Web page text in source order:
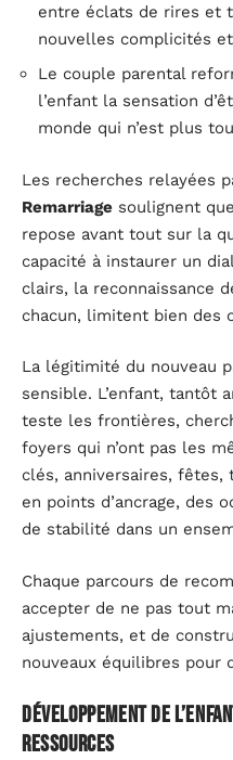
entre éclats de rires et
nouvelles complicités
Le couple parental
l’enfant la sensation
monde qui n’est plus
Les recherches relayées
Remarriage soulignent
repose avant tout sur la
capacité à instaurer un
clairs, la reconnaissance
chacun, limitent bien des
La légitimité du nouveau
sensible. L’enfant, tantôt
teste les frontières,
foyers qui n’ont pas les
clés, anniversaires,
en points d’ancrage, des
de stabilité dans un
Chaque parcours de
accepter de ne pas tout
ajustements, et de
nouveaux équilibres pour
Développement de
ressources